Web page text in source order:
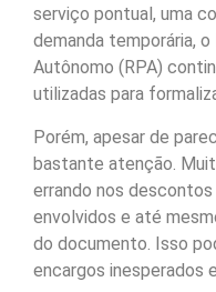
serviço pontual, uma
demanda temporária,
Autônomo (RPA)
utilizadas para
Porém, apesar de
bastante atenção.
errando nos
envolvidos e até
do documento. Isso
encargos inesperados